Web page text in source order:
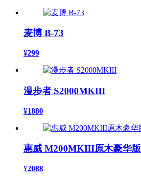
麦博 B-73
¥299
漫步者 S2000MKIII
¥1880
惠威 M200MKIII原木豪华版
¥2088